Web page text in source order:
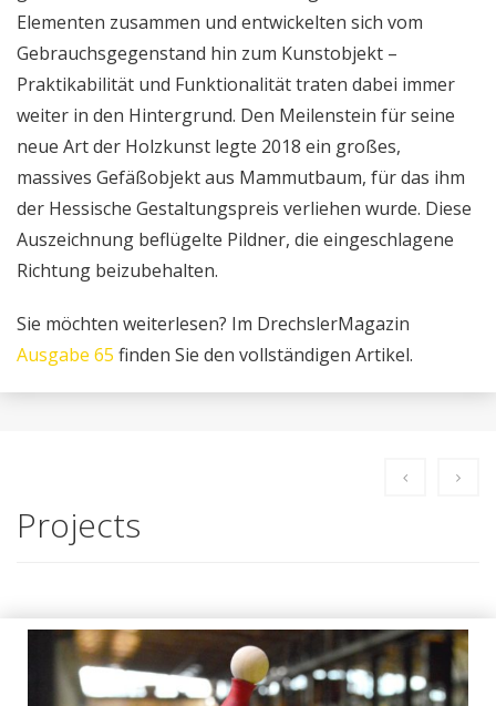
Elementen zusammen und entwickelten sich vom
Gebrauchsgegenstand hin zum Kunstobjekt –
Praktikabilität und Funktionalität traten dabei immer
weiter in den Hintergrund. Den Meilenstein für seine
neue Art der Holzkunst legte 2018 ein großes,
massives Gefäßobjekt aus Mammutbaum, für das ihm
der Hessische Gestaltungspreis verliehen wurde. Diese
Auszeichnung beflügelte Pildner, die eingeschlagene
Richtung beizubehalten.
Sie möchten weiterlesen? Im DrechslerMagazin
Ausgabe 65 finden Sie den vollständigen Artikel.
Projects